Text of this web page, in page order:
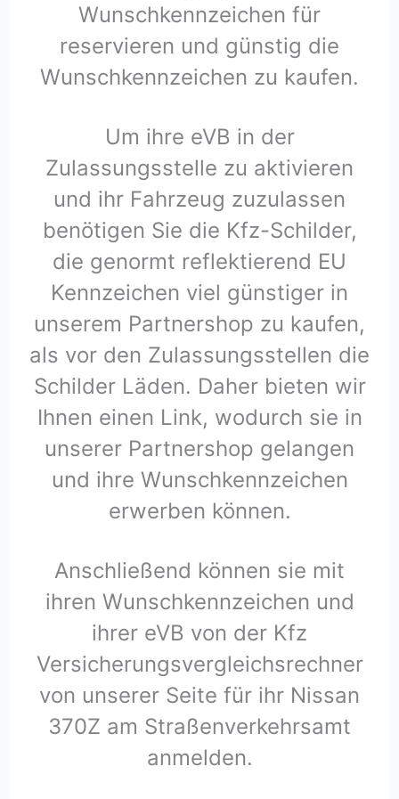
Wunschkennzeichen für
reservieren und günstig die
Wunschkennzeichen zu kaufen.
Um ihre eVB in der
Zulassungsstelle zu aktivieren
und ihr Fahrzeug zuzulassen
benötigen Sie die Kfz-Schilder,
die genormt reflektierend EU
Kennzeichen viel günstiger in
unserem Partnershop zu kaufen,
als vor den Zulassungsstellen die
Schilder Läden. Daher bieten wir
Ihnen einen Link, wodurch sie in
unserer Partnershop gelangen
und ihre Wunschkennzeichen
erwerben können.
Anschließend können sie mit
ihren Wunschkennzeichen und
ihrer eVB von der Kfz
Versicherungsvergleichsrechner
von unserer Seite für ihr Nissan
370Z am Straßenverkehrsamt
anmelden.